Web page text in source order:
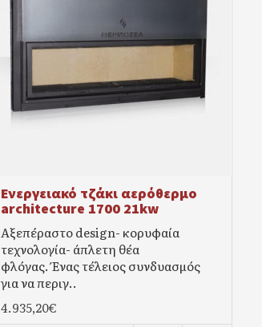
Ενεργειακό τζάκι αερόθερμο
architecture 1700 21kw
Αξεπέραστο design- κορυφαία
τεχνολογία- άπλετη θέα
φλόγας. Ένας τέλειος συνδυασμός
για να περιγ..
4.935,20€